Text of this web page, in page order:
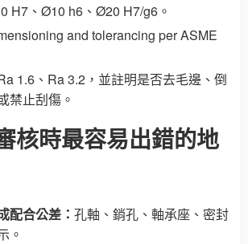
H7、Ø10 h6、Ø20 H7/g6。
and tolerancing per ASME
1.6、Ra 3.2，並註明是否去毛邊、倒
禁止刮傷。
核時最容易出錯的地
配合公差： 孔軸、銷孔、軸承座、密封
。